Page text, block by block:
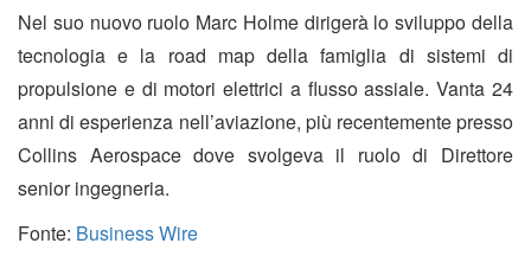
Nel suo nuovo ruolo Marc Holme dirigerà lo sviluppo della
tecnologia e la road map della famiglia di sistemi di
propulsione e di motori elettrici a flusso assiale. Vanta 24
anni di esperienza nell’aviazione, più recentemente presso
Collins Aerospace dove svolgeva il ruolo di Direttore
senior ingegneria.
Fonte: Business Wire